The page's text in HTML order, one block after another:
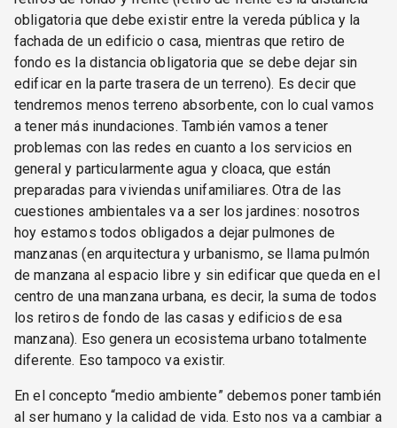
obligatoria que debe existir entre la vereda pública y la
fachada de un edificio o casa, mientras que retiro de
fondo es la distancia obligatoria que se debe dejar sin
edificar en la parte trasera de un terreno). Es decir que
tendremos menos terreno absorbente, con lo cual vamos
a tener más inundaciones. También vamos a tener
problemas con las redes en cuanto a los servicios en
general y particularmente agua y cloaca, que están
preparadas para viviendas unifamiliares. Otra de las
cuestiones ambientales va a ser los jardines: nosotros
hoy estamos todos obligados a dejar pulmones de
manzanas (en arquitectura y urbanismo, se llama pulmón
de manzana al espacio libre y sin edificar que queda en el
centro de una manzana urbana, es decir, la suma de todos
los retiros de fondo de las casas y edificios de esa
manzana). Eso genera un ecosistema urbano totalmente
diferente. Eso tampoco va existir.
En el concepto “medio ambiente” debemos poner también
al ser humano y la calidad de vida. Esto nos va a cambiar a